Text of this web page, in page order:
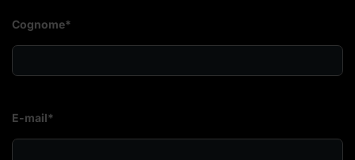
Cognome*
E-mail*